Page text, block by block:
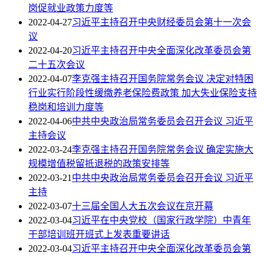
岗促就业政策力度等
2022-04-27习近平主持召开中央财经委员会第十一次会
议
2022-04-20习近平主持召开中央全面深化改革委员会第
二十五次会议
2022-04-07李克强主持召开国务院常务会议 决定对特困
行业实行阶段性缓缴养老保险费政策 加大失业保险支持
稳岗和培训力度等
2022-04-06中共中央政治局常务委员会召开会议 习近平
主持会议
2022-03-24李克强主持召开国务院常务会议 确定实施大
规模增值税留抵退税的政策安排等
2022-03-21中共中央政治局常务委员会召开会议 习近平
主持
2022-03-07十三届全国人大五次会议在京开幕
2022-03-04习近平在中央党校（国家行政学院）中青年
干部培训班开班式上发表重要讲话
2022-03-04习近平主持召开中央全面深化改革委员会第